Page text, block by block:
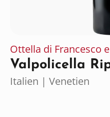
Ottella di Francesco
Valpolicella
Italien | Venetien